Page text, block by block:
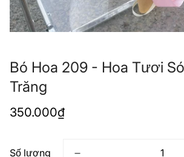
Bó Hoa 209 - Hoa Tươi
Trăng
Giá
350.000₫
Số lượng